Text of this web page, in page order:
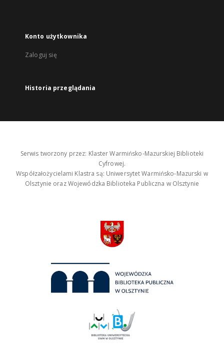
Konto użytkownika
Zaloguj się
Historia przeglądania
Serwis tworzony przez: Klaster Warmińsko-Mazurskiej Biblioteki
Cyfrowej.
Współzałożycielami Klastra są: Uniwersytet Warmińsko-Mazurski w
Olsztynie oraz Wojewódzka Biblioteka Publiczna w Olsztynie